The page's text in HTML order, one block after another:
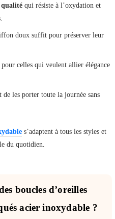
qualité qui résiste à l’oxydation et
doux suffit pour préserver leur
celles qui veulent allier élégance
de les porter toute la journée sans
s’adaptent à tous les styles et
du quotidien.
boucles d’oreilles
acier inoxydable ?